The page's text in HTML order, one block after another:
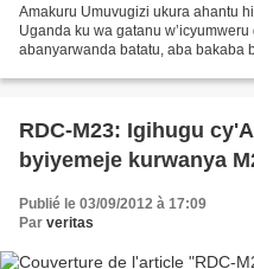
Amakuru Umuvugizi ukura ahantu
Uganda ku wa gatanu
abanyarwanda batatu, aba bakaba
RDC-M23: Igihugu
byiyemeje kurwanya
Publié le 03/09/2012 à 17:09
Par veritas